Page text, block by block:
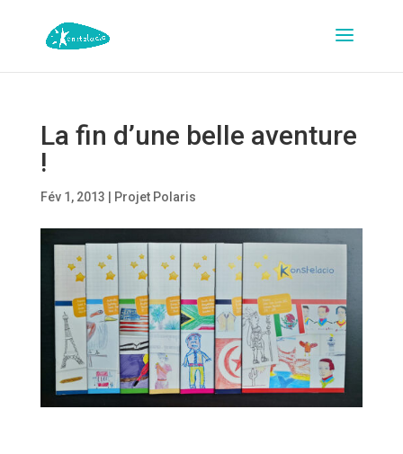
La fin d’une belle aventure
!
Fév 1, 2013 Projet Polaris